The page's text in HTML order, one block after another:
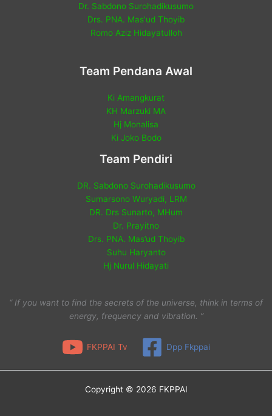
Dr. Sabdono Surohadikusumo
Drs. PNA. Mas'ud Thoyib
Romo Aziz Hidayatulloh
Team Pendana Awal
Ki Amangkurat
KH Marzuki MA
Hj Monalisa
Ki Joko Bodo
Team Pendiri
DR. Sabdono Surohadikusumo
Sumarsono Wuryadi, LRM
DR. Drs Sunarto, MHum
Dr. Prayitno
Drs. PNA. Mas’ud Thoyib
Suhu Haryanto
Hj Nurul Hidayati
“ If you want to find the secrets of the universe, think in terms of
energy, frequency and vibration. ”
FKPPAI Tv Dpp Fkppai
Copyright © 2026 FKPPAI